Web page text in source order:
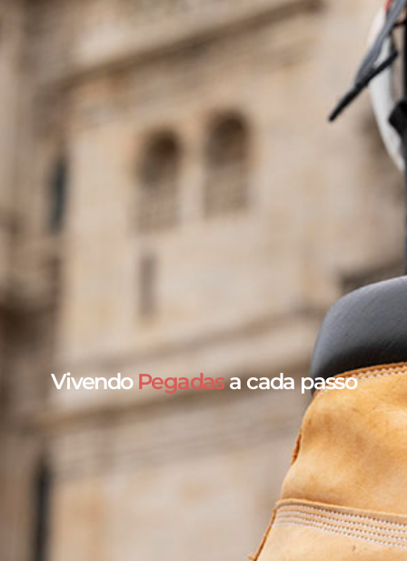
Vivendo Pegadasa cada passo